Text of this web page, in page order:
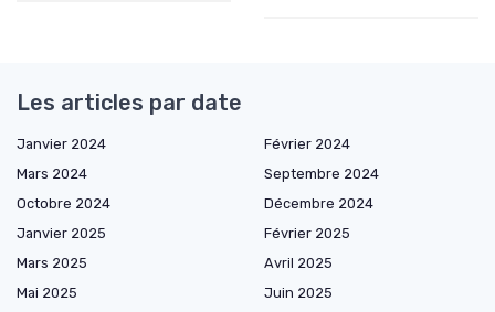
Les articles par date
Janvier 2024
Février 2024
Mars 2024
Septembre 2024
Octobre 2024
Décembre 2024
Janvier 2025
Février 2025
Mars 2025
Avril 2025
Mai 2025
Juin 2025